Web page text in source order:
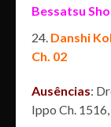
Bessatsu
Danshi
Ch. 02
Ausências:
Ippo Ch.